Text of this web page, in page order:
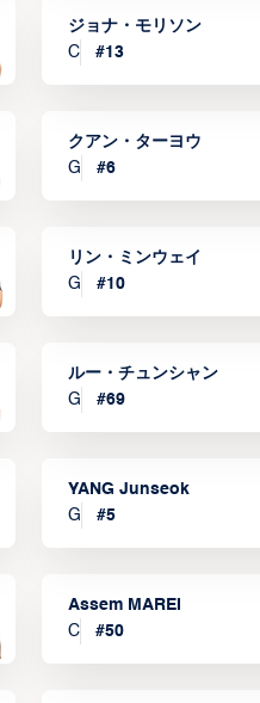
ジョナ・モリソン
C
#13
クアン・ターヨウ
G
#6
リン・ミンウェイ
G
#10
ルー・チュンシャン
G
#69
YANG Junseok
G
#5
Assem MAREI
C
#50